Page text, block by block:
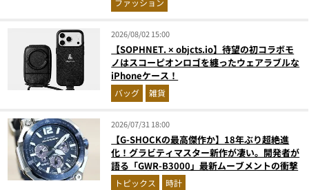
ファッション
2026/08/02 15:00
【SOPHNET. × objcts.io】待望の初コラボモ
ノはスコーピオンロゴを纏ったウェアラブルな
iPhoneケース！
バッグ 雑貨
2026/07/31 18:00
【G-SHOCKの最高傑作か】18年ぶり超絶進
化！グラビティマスター新作が凄い。開発者が
語る「GWR-B3000」最新ムーブメントの衝撃
トピックス 時計